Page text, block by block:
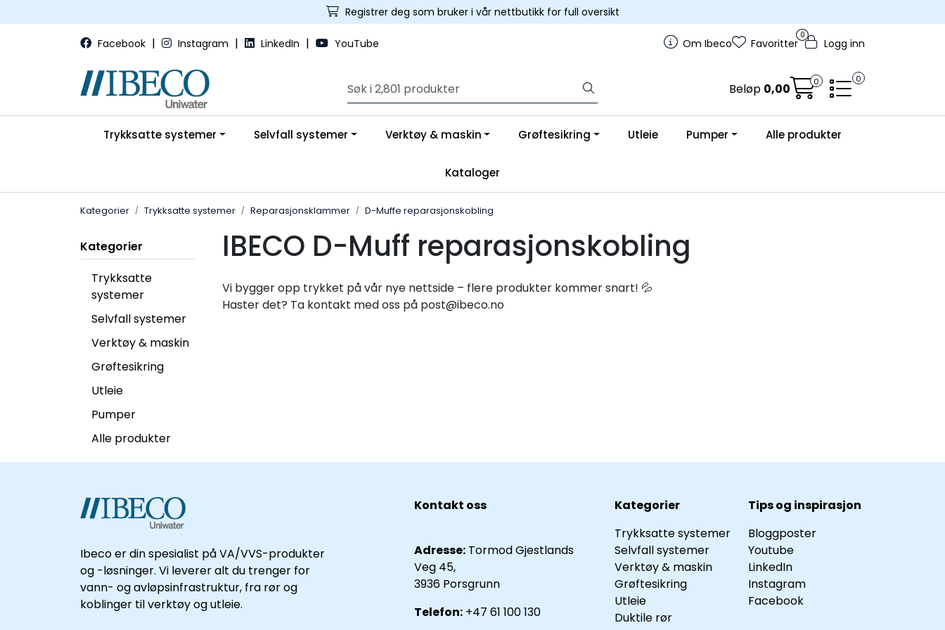
Registrer deg som bruker i vår nettbutikk for full oversikt
Facebook | Instagram | LinkedIn | YouTube Om Ibeco
0
Favoritter Logg inn
Beløp 0,00 0 0
Trykksatte systemer Selvfall systemer Verktøy & maskin Grøftesikring Utleie Pumper Alle produkter
Kataloger
Kategorier Trykksatte systemer Reparasjonsklammer D-Muffe reparasjonskobling
Kategorier
Trykksatte
systemer
Selvfall systemer
Verktøy & maskin
Grøftesikring
Utleie
Pumper
Alle produkter
IBECO D-Muff reparasjonskobling
Vi bygger opp trykket på vår nye nettside – flere produkter kommer snart! 💦
Haster det? Ta kontakt med oss på post@ibeco.no
Ibeco er din spesialist på VA/VVS-produkter
og -løsninger. Vi leverer alt du trenger for
vann- og avløpsinfrastruktur, fra rør og
koblinger til verktøy og utleie.
Kontakt oss
Adresse: Tormod Gjestlands
Veg 45,
3936 Porsgrunn
Telefon: +47 61 100 130
Kategorier
Trykksatte systemer
Selvfall systemer
Verktøy & maskin
Grøftesikring
Utleie
Duktile rør
Tips og inspirasjon
Bloggposter
Youtube
LinkedIn
Instagram
Facebook